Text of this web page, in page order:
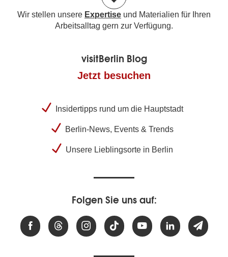
Wir stellen unsere Expertise und Materialien für Ihren
Arbeitsalltag gern zur Verfügung.
visitBerlin Blog
Jetzt besuchen
Insidertipps rund um die Hauptstadt
Berlin-News, Events & Trends
Unsere Lieblingsorte in Berlin
Folgen Sie uns auf: